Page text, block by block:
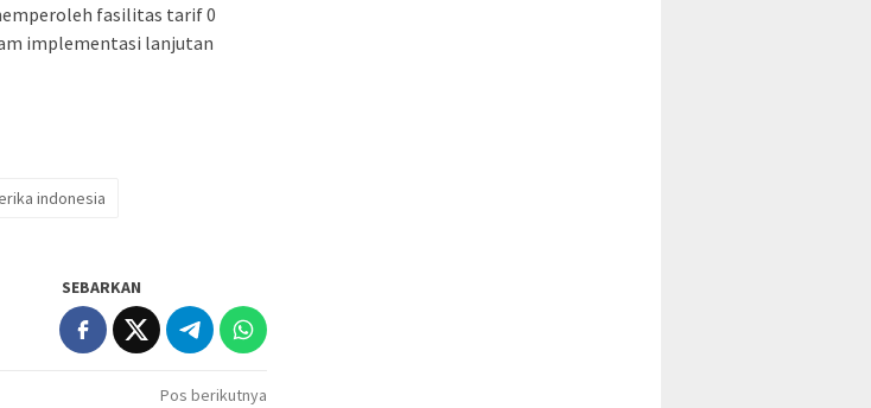
fasilitas tarif 0
implementasi lanjutan
indonesia
SEBARKAN
Pos berikutnya